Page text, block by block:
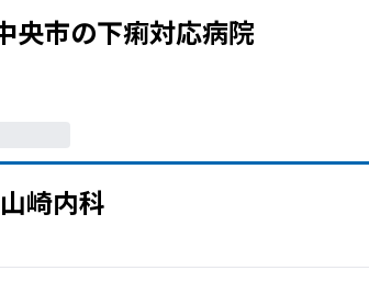
央市の下痢対応病院
崎内科